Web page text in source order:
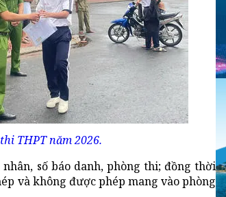
THPT năm 2026.
số báo danh, phòng thi; đồng thời
và không được phép mang vào phòng